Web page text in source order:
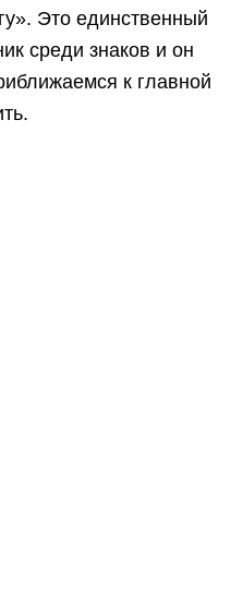
Это единственный
среди знаков и он
к главной